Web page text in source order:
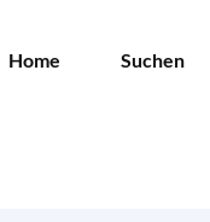
Home Suchen